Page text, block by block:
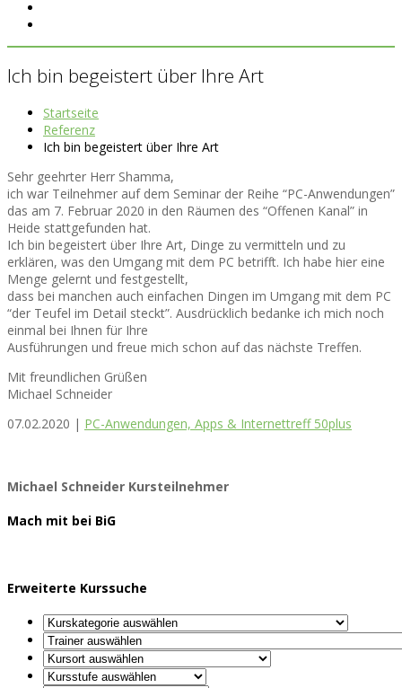
Ich bin begeistert über Ihre Art
Startseite
Referenz
Ich bin begeistert über Ihre Art
Sehr geehrter Herr Shamma,
ich war Teilnehmer auf dem Seminar der Reihe “PC-Anwendungen”
das am 7. Februar 2020 in den Räumen des “Offenen Kanal” in
Heide stattgefunden hat.
Ich bin begeistert über Ihre Art, Dinge zu vermitteln und zu
erklären, was den Umgang mit dem PC betrifft. Ich habe hier eine
Menge gelernt und festgestellt,
dass bei manchen auch einfachen Dingen im Umgang mit dem PC
“der Teufel im Detail steckt”. Ausdrücklich bedanke ich mich noch
einmal bei Ihnen für Ihre
Ausführungen und freue mich schon auf das nächste Treffen.
Mit freundlichen Grüßen
Michael Schneider
07.02.2020 | PC-Anwendungen, Apps & Internettreff 50plus
Michael Schneider Kursteilnehmer
Mach mit bei BiG
Erweiterte Kurssuche